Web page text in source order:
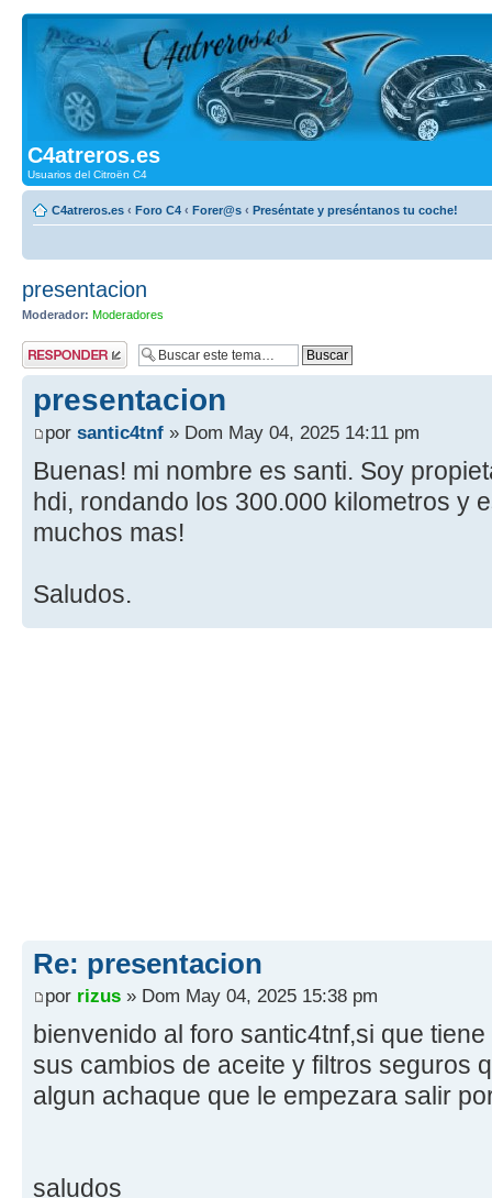
C4atreros.es
Usuarios del Citroën C4
C4atreros.es ‹ Foro C4 ‹ Forer@s ‹ Preséntate y preséntanos tu coche!
presentacion
Moderador: Moderadores
Publicar una
respuesta
presentacion
por santic4tnf » Dom May 04, 2025 14:11 pm
Buenas! mi nombre es santi. Soy
hdi, rondando los 300.000 kilometros y
muchos mas!
Saludos.
Re: presentacion
por rizus » Dom May 04, 2025 15:38 pm
bienvenido al foro santic4tnf,si que
sus cambios de aceite y filtros seguros
algun achaque que le empezara salir
saludos